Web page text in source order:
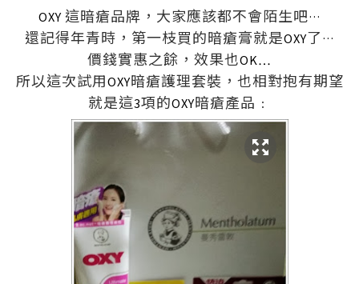
OXY 這暗瘡品牌，大家應該都不會陌生吧…
還記得年青時，第一枝買的暗瘡膏就是OXY了…
價錢實惠之餘，效果也OK…
所以這次試用OXY暗瘡護理套裝，也相對抱有期望
就是這3項的OXY暗瘡產品﹕